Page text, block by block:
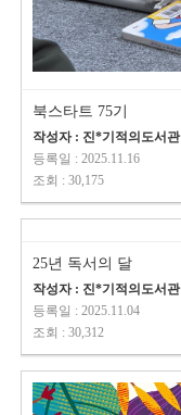
북스타트 75기
작성자 : 진*기적의도서관
등록일 : 2025.11.16
조회 : 30,175
25년 독서의 달
작성자 : 진*기적의도서관
등록일 : 2025.11.04
조회 : 30,312